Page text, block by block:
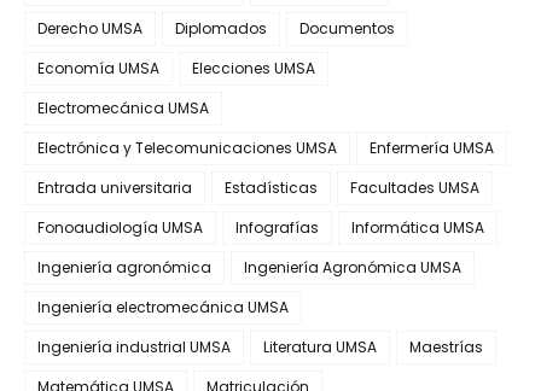
Derecho UMSA
Diplomados
Documentos
Economía UMSA
Elecciones UMSA
Electromecánica UMSA
Electrónica y Telecomunicaciones UMSA
Enfermería UMSA
Entrada universitaria
Estadísticas
Facultades UMSA
Fonoaudiología UMSA
Infografías
Informática UMSA
Ingeniería agronómica
Ingeniería Agronómica UMSA
Ingeniería electromecánica UMSA
Ingeniería industrial UMSA
Literatura UMSA
Maestrías
Matemática UMSA
Matriculación